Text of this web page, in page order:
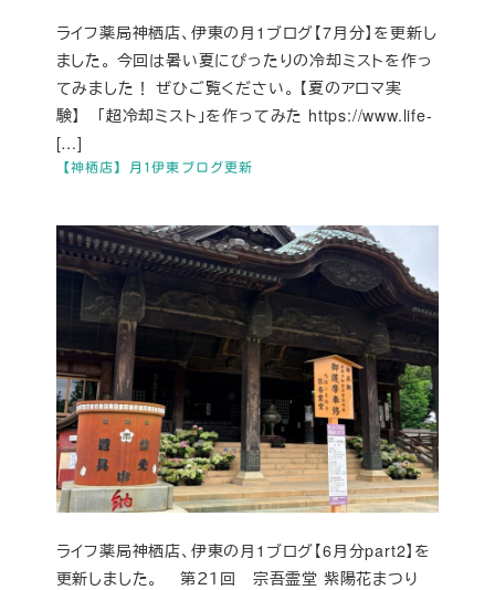
【神栖店】月1伊東ブログ更新
ライフ薬局神栖店、伊東の月1ブログ【7月分】を更新し
ました。 今回は暑い夏にぴったりの冷却ミストを作っ
てみました！ ぜひご覧ください。 【夏のアロマ実
験】 「超冷却ミスト」を作ってみた https://www.life-
[…]
ライフ薬局神栖店、伊東の月1ブログ【6月分part2】を
更新しました。 第２１回 宗吾霊堂 紫陽花まつり